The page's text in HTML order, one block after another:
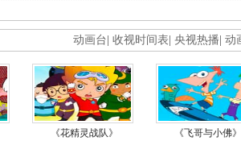
动画台 收视时间表 央视热播 动
《花精灵战队》 《飞哥与小佛》